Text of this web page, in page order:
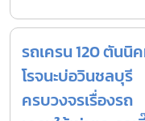
รถเครน 120 ตันนิ
โรจนะบ่อวินชลบุรี
ครบวงจรเรื่องรถ